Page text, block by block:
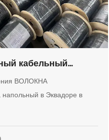
кабельный
ВОЛОКНА
в Эквадоре в